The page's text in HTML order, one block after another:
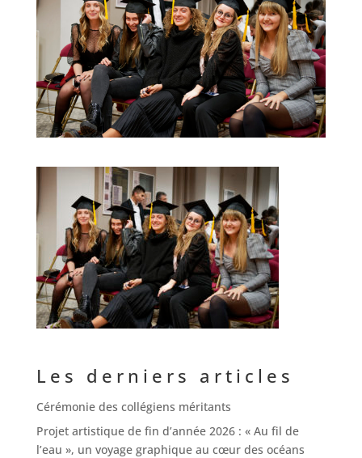
Les derniers articles
Cérémonie des collégiens méritants
Projet artistique de fin d’année 2026 : « Au fil de
l’eau », un voyage graphique au cœur des océans